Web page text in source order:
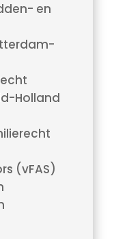
en
Holland
(vFAS)